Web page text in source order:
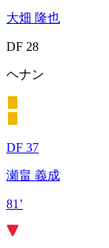
大畑 隆也
DF 28
ヘナン
DF 37
瀬畠 義成
81’